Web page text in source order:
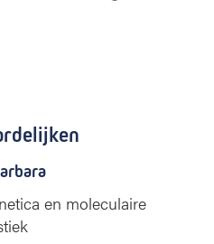
en moleculaire